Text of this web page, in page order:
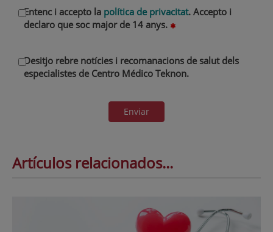
Entenc i accepto la política de privacitat. Accepto i
declaro que soc major de 14 anys.
Desitjo rebre notícies i recomanacions de salut dels
especialistes de Centro Médico Teknon.
Enviar
Artículos relacionados...